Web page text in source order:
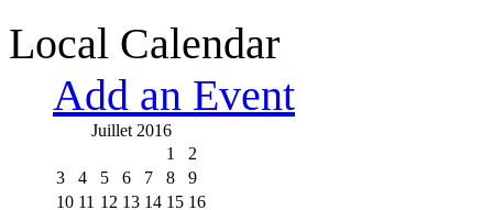
Local Calendar
Add an Event
Juillet 2016
1
2
3
4 5 6 7 8
9
10 11 12 13 14 15 16